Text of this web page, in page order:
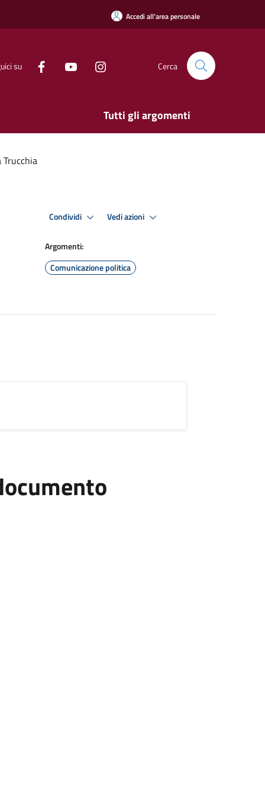
Accedi all'area personale
su Cerca
Tutti gli argomenti
Condividi Vedi azioni
Argomenti:
Comunicazione politica